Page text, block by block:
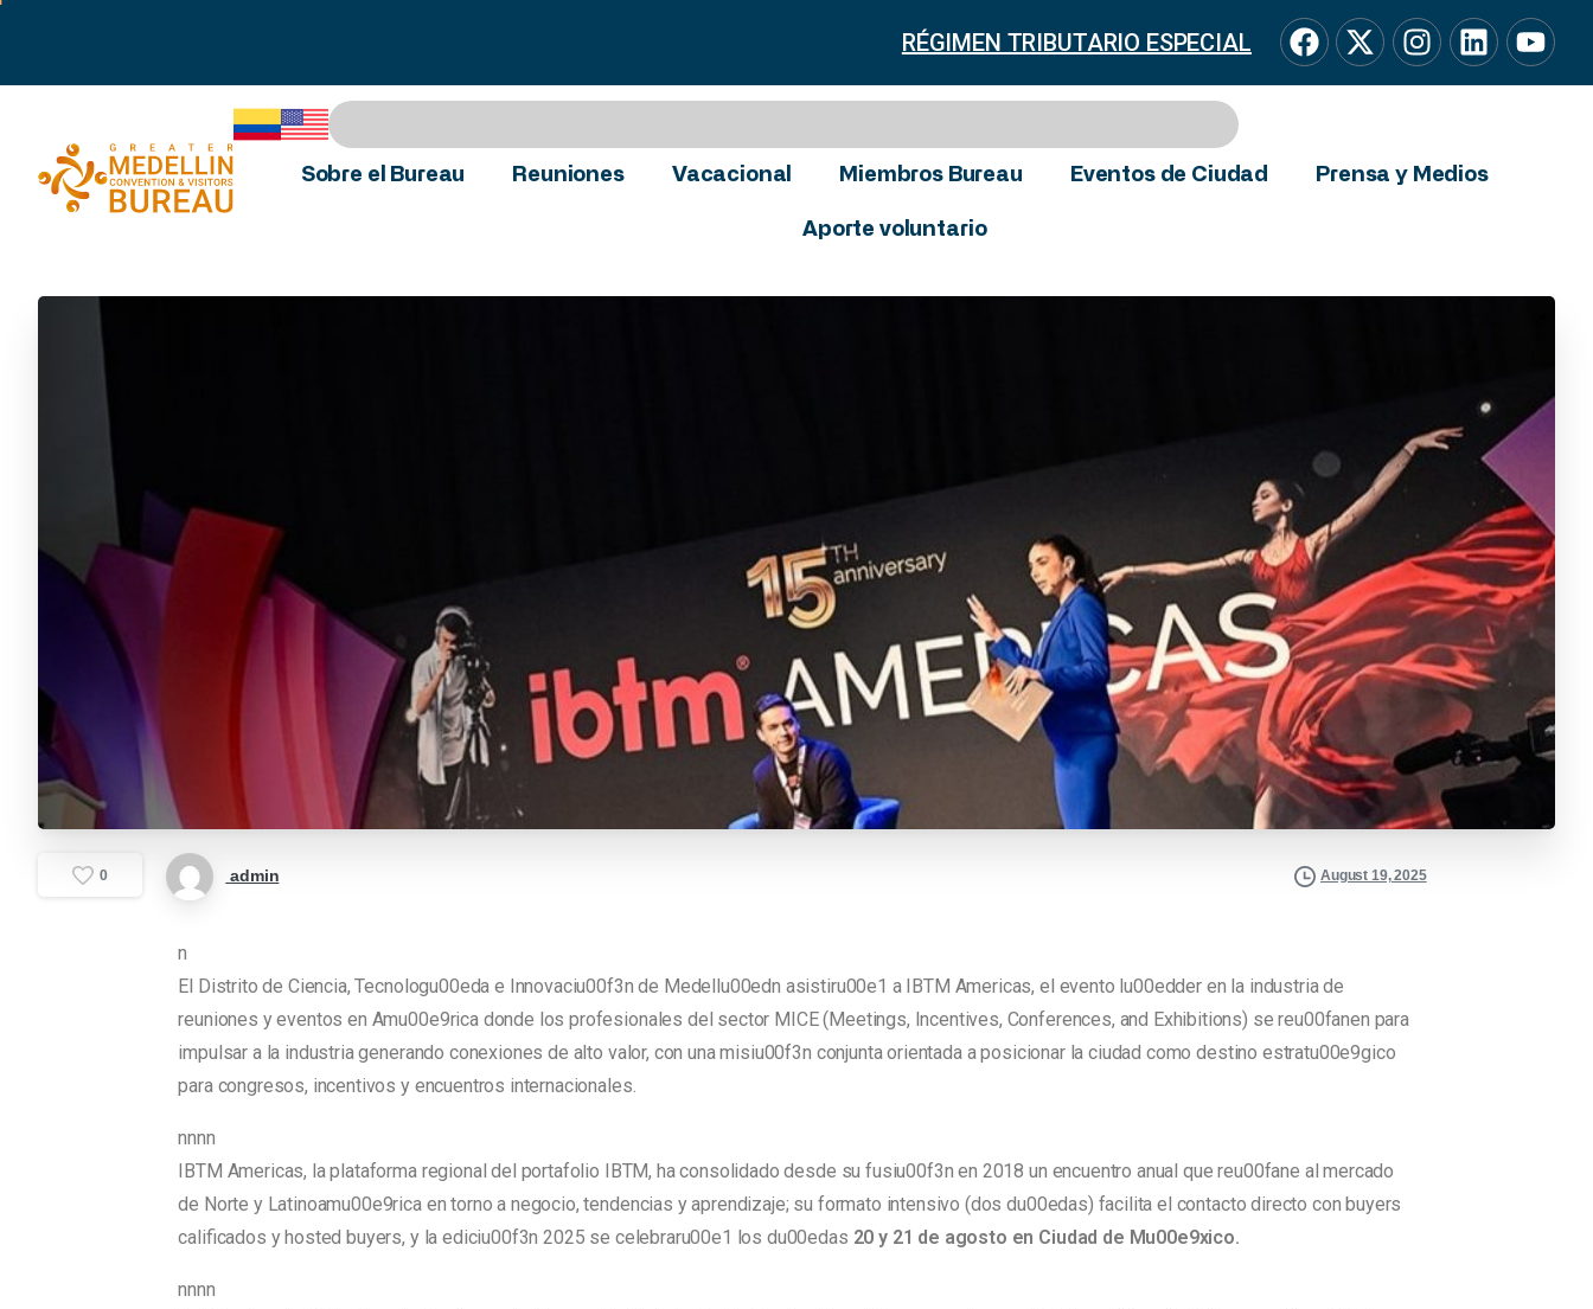
RÉGIMEN TRIBUTARIO ESPECIAL
Sobre el Bureau Reuniones Vacacional Miembros Bureau Eventos de Ciudad Prensa y Medios
Aporte voluntario
0 admin August 19, 2025
n
El Distrito de Ciencia, Tecnologu00eda e Innovaciu00f3n de Medellu00edn asistiru00e1 a IBTM Americas, el evento lu00edder en la industria de
reuniones y eventos en Amu00e9rica donde los profesionales del sector MICE (Meetings, Incentives, Conferences, and Exhibitions) se reu00fanen para
impulsar a la industria generando conexiones de alto valor, con una misiu00f3n conjunta orientada a posicionar la ciudad como destino estratu00e9gico
para congresos, incentivos y encuentros internacionales.
nnnn
IBTM Americas, la plataforma regional del portafolio IBTM, ha consolidado desde su fusiu00f3n en 2018 un encuentro anual que reu00fane al mercado
de Norte y Latinoamu00e9rica en torno a negocio, tendencias y aprendizaje; su formato intensivo (dos du00edas) facilita el contacto directo con buyers
calificados y hosted buyers, y la ediciu00f3n 2025 se celebraru00e1 los du00edas 20 y 21 de agosto en Ciudad de Mu00e9xico.
nnnn